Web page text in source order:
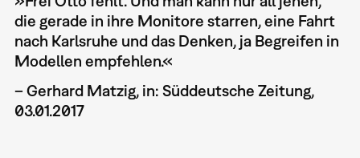
die gerade in ihre Monitore starren, eine Fahrt
nach Karlsruhe und das Denken, ja Begreifen in
Modellen empfehlen.«
– Gerhard Matzig, in: Süddeutsche Zeitung,
03.01.2017